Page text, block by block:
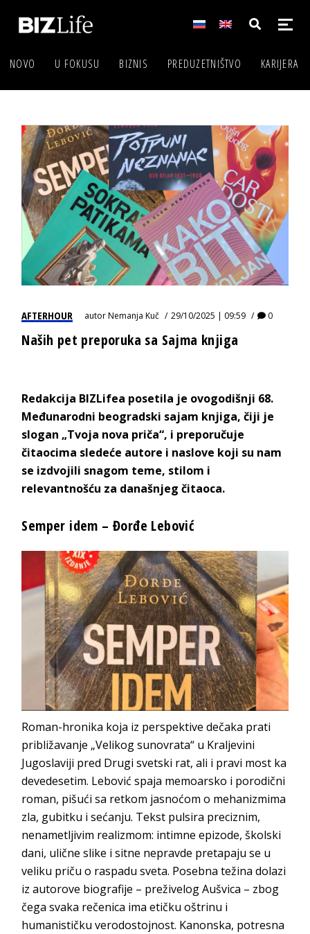
NOVO U FOKUSU BIZNIS PREDUZETNIŠTVO KARIJERA
AFTERHOUR autorNemanja Kuč 29/10/2025 | 09:59 0
Naših pet preporuka sa Sajma knjiga
Redakcija BIZLifea posetila je ovogodišnji 68.
Međunarodni beogradski sajam knjiga, čiji je
slogan „Tvoja nova priča“, i preporučuje
čitaocima sledeće autore i naslove koji su nam
se izdvojili snagom teme, stilom i
relevantnošću za današnjeg čitaoca.
Semper idem – Đorđe Lebović
Roman-hronika koja iz perspektive dečaka prati
približavanje „Velikog sunovrata“ u Kraljevini
Jugoslaviji pred Drugi svetski rat, ali i pravi most ka
devedesetim. Lebović spaja memoarsko i porodični
roman, pišući sa retkom jasnoćom o mehanizmima
zla, gubitku i sećanju. Tekst pulsira preciznim,
nenametljivim realizmom: intimne epizode, školski
dani, ulične slike i sitne nepravde pretapaju se u
veliku priču o raspadu sveta. Posebna težina dolazi
iz autorove biografije – preživelog Aušvica – zbog
čega svaka rečenica ima etičku oštrinu i
humanističku verodostojnost. Kanonska, potresna